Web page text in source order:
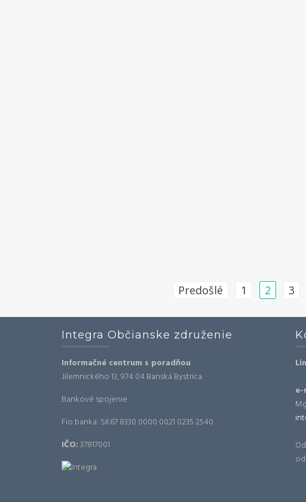
článkoch
Predošlé 1 2 3
Integra Občianske združenie
Informačné centrum s poradňou
Jilemnického 13, 974 04 Banská Bystrica
Bankové spojenie:
Fio banka: SK67 8330 0000 0021 0235 2540
IČO:37817001